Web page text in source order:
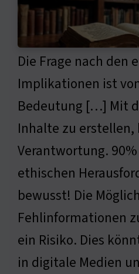
Die Frage nach den
Implikationen ist
Bedeutung […] Mit
Inhalte zu
Verantwortung.
ethischen
bewusst! Die
Fehlinformationen
ein Risiko. Dies
in digitale Medien